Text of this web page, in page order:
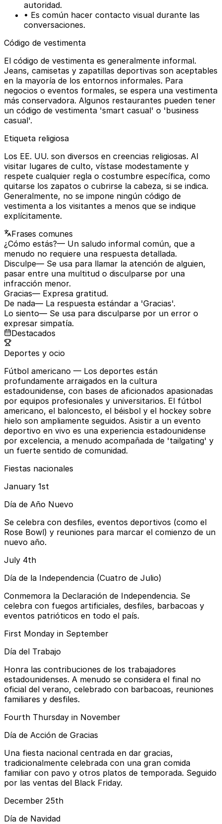
autoridad.
• Es común hacer contacto visual durante las
conversaciones.
Código de vestimenta
El código de vestimenta es generalmente informal.
Jeans, camisetas y zapatillas deportivas son aceptables
en la mayoría de los entornos informales. Para
negocios o eventos formales, se espera una vestimenta
más conservadora. Algunos restaurantes pueden tener
un código de vestimenta 'smart casual' o 'business
casual'.
Etiqueta religiosa
Los EE. UU. son diversos en creencias religiosas. Al
visitar lugares de culto, vístase modestamente y
respete cualquier regla o costumbre específica, como
quitarse los zapatos o cubrirse la cabeza, si se indica.
Generalmente, no se impone ningún código de
vestimenta a los visitantes a menos que se indique
explícitamente.
Frases comunes
¿Cómo estás?— Un saludo informal común, que a
menudo no requiere una respuesta detallada.
Disculpe— Se usa para llamar la atención de alguien,
pasar entre una multitud o disculparse por una
infracción menor.
Gracias— Expresa gratitud.
De nada— La respuesta estándar a 'Gracias'.
Lo siento— Se usa para disculparse por un error o
expresar simpatía.
Destacados
Deportes y ocio
Fútbol americano — Los deportes están
profundamente arraigados en la cultura
estadounidense, con bases de aficionados apasionadas
por equipos profesionales y universitarios. El fútbol
americano, el baloncesto, el béisbol y el hockey sobre
hielo son ampliamente seguidos. Asistir a un evento
deportivo en vivo es una experiencia estadounidense
por excelencia, a menudo acompañada de 'tailgating' y
un fuerte sentido de comunidad.
Fiestas nacionales
January 1st
Día de Año Nuevo
Se celebra con desfiles, eventos deportivos (como el
Rose Bowl) y reuniones para marcar el comienzo de un
nuevo año.
July 4th
Día de la Independencia (Cuatro de Julio)
Conmemora la Declaración de Independencia. Se
celebra con fuegos artificiales, desfiles, barbacoas y
eventos patrióticos en todo el país.
First Monday in September
Día del Trabajo
Honra las contribuciones de los trabajadores
estadounidenses. A menudo se considera el final no
oficial del verano, celebrado con barbacoas, reuniones
familiares y desfiles.
Fourth Thursday in November
Día de Acción de Gracias
Una fiesta nacional centrada en dar gracias,
tradicionalmente celebrada con una gran comida
familiar con pavo y otros platos de temporada. Seguido
por las ventas del Black Friday.
December 25th
Día de Navidad